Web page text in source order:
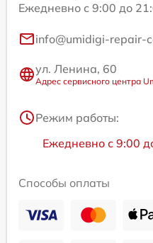
Ежедневно с 9:00 до
info@umidigi-repair-
ул. Ленина, 60
Адрес сервисного центра
Режим работы:
Ежедневно с 9:00
Способы оплаты